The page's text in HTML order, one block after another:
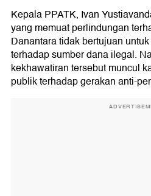
Kepala PPATK, Ivan
yang memuat perlindungan
Danantara tidak bertujuan
terhadap sumber dana ilegal.
kekhawatiran tersebut muncul
publik terhadap gerakan anti-